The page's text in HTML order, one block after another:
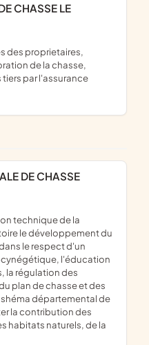
de la chasse,
par l'assurance
le développement du
le respect d'un
l'éducation
la régulation des
plan de chasse et des
départemental de
la contribution des
habitats naturels, de la